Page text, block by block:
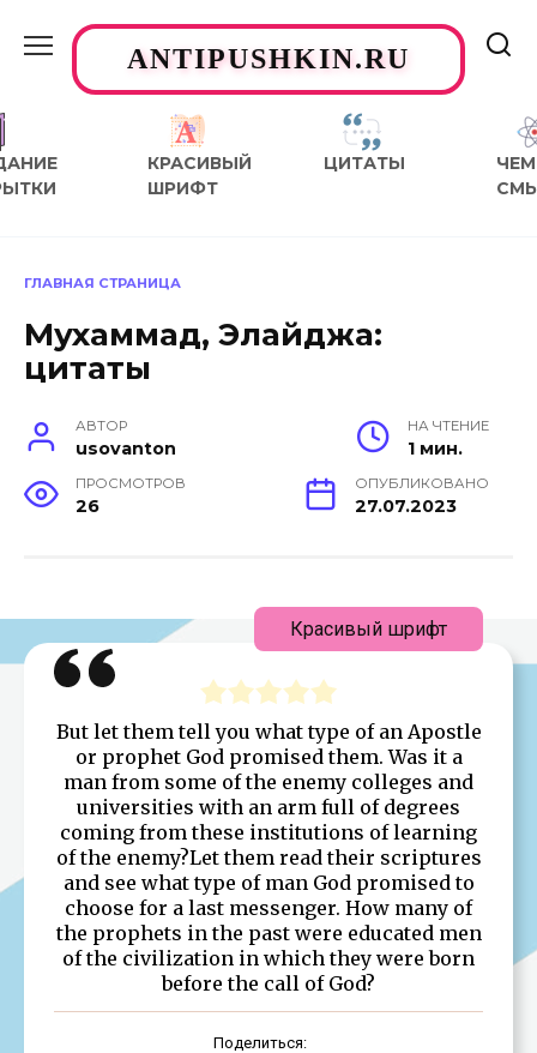
содержаниюANTIPUSHKIN.RU
КРАСИВЫЙ
ШРИФТ
ЦИТАТЫ
ЧЕМ
ГЛАВНАЯ СТРАНИЦА
Мухаммад, Элайджа:
цитаты
АВТОР
usovanton
НА ЧТЕНИЕ
1 мин.
ПРОСМОТРОВ
26
ОПУБЛИКОВАНО
27.07.2023
But let them tell you what type of an Apostle
or prophet God promised them. Was it a
man from some of the enemy colleges and
universities with an arm full of degrees
coming from these institutions of learning
of the enemy?Let them read their scriptures
and see what type of man God promised to
choose for a last messenger. How many of
the prophets in the past were educated men
of the civilization in which they were born
before the call of God?
Поделиться:
Красивый шрифт